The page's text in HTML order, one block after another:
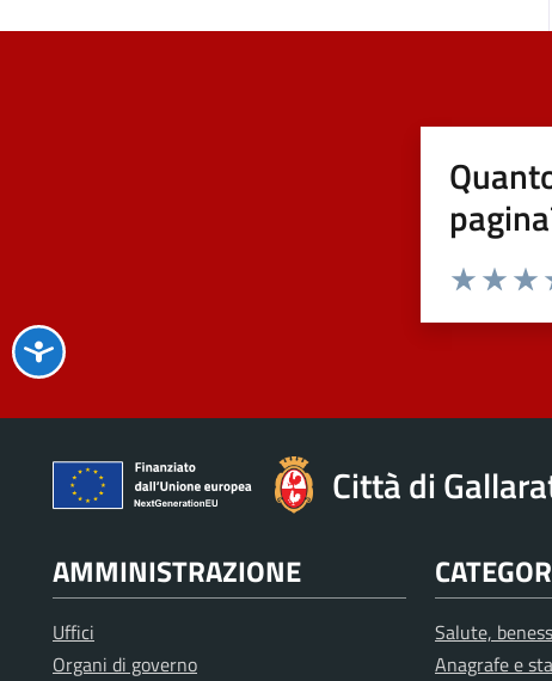
Città di
AMMINISTRAZIONE
Uffici
Organi di governo
Salute,
Anagrafe e